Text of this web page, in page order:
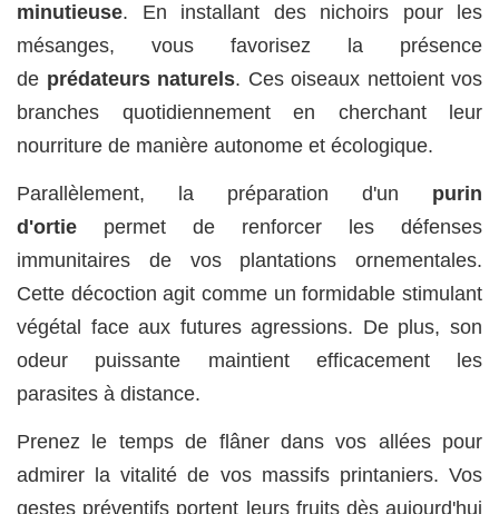
minutieuse. En installant des nichoirs pour les
mésanges, vous favorisez la présence
de prédateurs naturels. Ces oiseaux nettoient vos
branches quotidiennement en cherchant leur
nourriture de manière autonome et écologique.
Parallèlement, la préparation d'un purin
d'ortie permet de renforcer les défenses
immunitaires de vos plantations ornementales.
Cette décoction agit comme un formidable stimulant
végétal face aux futures agressions. De plus, son
odeur puissante maintient efficacement les
parasites à distance.
Prenez le temps de flâner dans vos allées pour
admirer la vitalité de vos massifs printaniers. Vos
gestes préventifs portent leurs fruits dès aujourd'hui